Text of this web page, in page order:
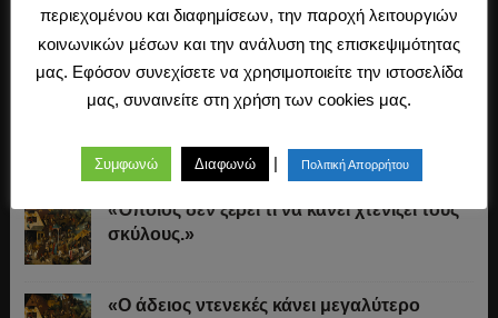
Η άλωση της Κωνσταντινούπολης (1453)
Ο Μακιαβέλι, η Δημοκρατία και η εκλογή
«Όποιος δεν ξέρει τι να κάνει χτενίζει τους
σκύλους.»
«Ο άδειος ντενεκές κάνει μεγαλύτερο
περιεχομένου και διαφημίσεων, την παροχή λειτουργιών
κοινωνικών μέσων και την ανάλυση της επισκεψιμότητας
μας. Εφόσον συνεχίσετε να χρησιμοποιείτε την ιστοσελίδα
μας, συναινείτε στη χρήση των cookies μας.
Συμφωνώ Διαφωνώ | Πολιτική Απορρήτου